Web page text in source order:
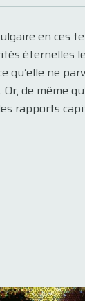
en ces
éternelles
ne
de même
rapports